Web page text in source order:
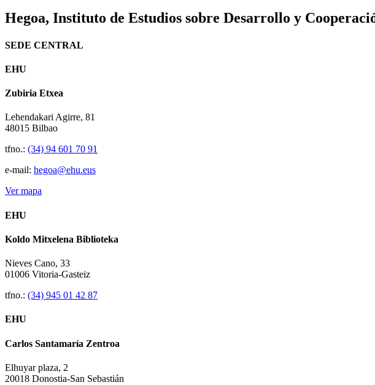
Hegoa, Instituto de Estudios sobre Desarrollo y
SEDE CENTRAL
EHU
Zubiria Etxea
Lehendakari Agirre, 81
48015 Bilbao
tfno.: (34) 94 601 70 91
e-mail: hegoa@ehu.eus
Ver mapa
EHU
Koldo Mitxelena Biblioteka
Nieves Cano, 33
01006 Vitoria-Gasteiz
tfno.: (34) 945 01 42 87
EHU
Carlos Santamaría Zentroa
Elhuyar plaza, 2
20018 Donostia-San Sebastián